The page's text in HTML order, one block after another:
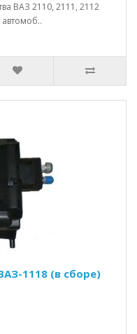
ВАЗ 2110, 2111, 2112
1118 (в сборе)